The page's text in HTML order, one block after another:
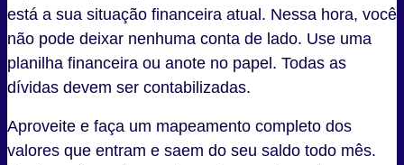
está a sua situação financeira atual. Nessa hora, você
não pode deixar nenhuma conta de lado. Use uma
planilha financeira ou anote no papel. Todas as
dívidas devem ser contabilizadas.
Aproveite e faça um mapeamento completo dos
valores que entram e saem do seu saldo todo mês.